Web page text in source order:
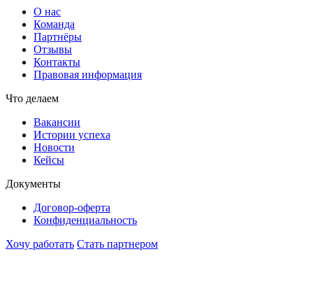
О нас
Команда
Партнёры
Отзывы
Контакты
Правовая информация
Что делаем
Вакансии
Истории успеха
Новости
Кейсы
Документы
Договор-оферта
Конфиденциальность
Хочу работать Стать партнером